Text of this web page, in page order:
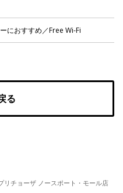
EN
におすすめ／Free Wi-Fi
る
リチョーザ ノースポート・モール店